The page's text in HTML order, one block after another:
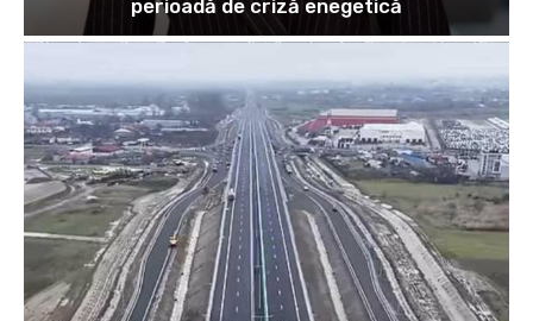
perioadă de criză enegetică